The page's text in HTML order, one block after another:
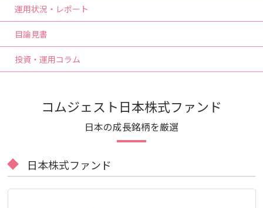
運用状況・レポート
目論見書
投資・運用コラム
コムジェスト日本株式ファンド
日本の成長銘柄を厳選
日本株式ファンド